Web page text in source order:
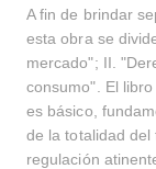
A fin de brindar
esta obra se
mercado"; II.
consumo". El
es básico,
de la totalidad
regulación